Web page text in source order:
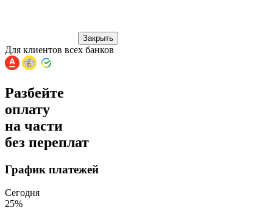
Закрыть
Для клиентов всех банков
Разбейте
оплату
на части
без переплат
График платежей
Сегодня
25%